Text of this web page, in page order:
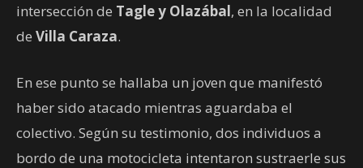
intersección de Tagle y Olazábal, en la localidad
de Villa Caraza.
En ese punto se hallaba un joven que manifestó
haber sido atacado mientras aguardaba el
colectivo. Según su testimonio, dos individuos a
bordo de una motocicleta intentaron sustraerle sus